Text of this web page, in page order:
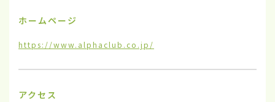
ホームページ
https://www.alphaclub.co.jp/
アクセス